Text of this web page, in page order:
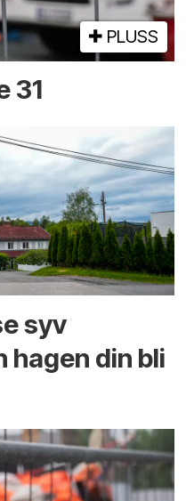
PLUSS
31
syv
hagen din bli